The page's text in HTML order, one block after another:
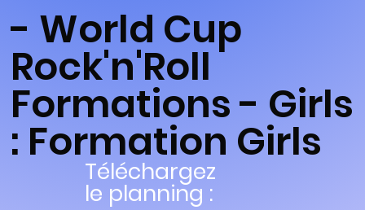
Téléchargez
le planning :
- World Cup
Rock'n'Roll
Formations - Girls
: Formation Girls